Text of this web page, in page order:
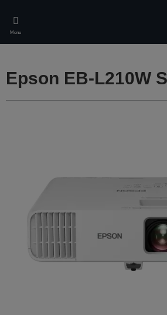
main
content
Menu
Epson EB-L210W